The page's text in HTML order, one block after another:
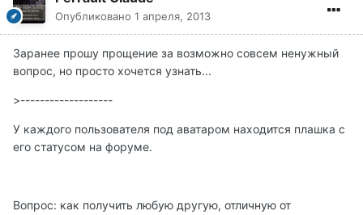
Опубликовано 1 апреля, 2013
Заранее прошу прощение за возможно совсем ненужный
вопрос, но просто хочется узнать...
>-------------------
У каждого пользователя под аватаром находится плашка с
его статусом на форуме.
Вопрос: как получить любую другую, отличную от